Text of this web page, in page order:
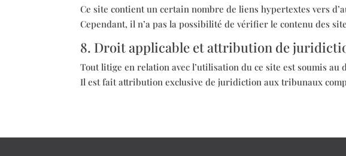
Ce site contient un certain nombre de liens hypertextes vers
Cependant, il n’a pas la possibilité de vérifier le contenu des
8. Droit applicable et attribution de
Tout litige en relation avec l’utilisation du ce site est soumis au
Il est fait attribution exclusive de juridiction aux tribunaux